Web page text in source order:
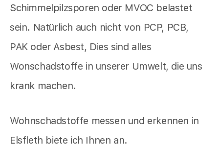
Schimmelpilzsporen oder MVOC belastet
sein. Natürlich auch nicht von PCP, PCB,
PAK oder Asbest, Dies sind alles
Wonschadstoffe in unserer Umwelt, die uns
krank machen.
Wohnschadstoffe messen und erkennen in
Elsfleth biete ich Ihnen an.